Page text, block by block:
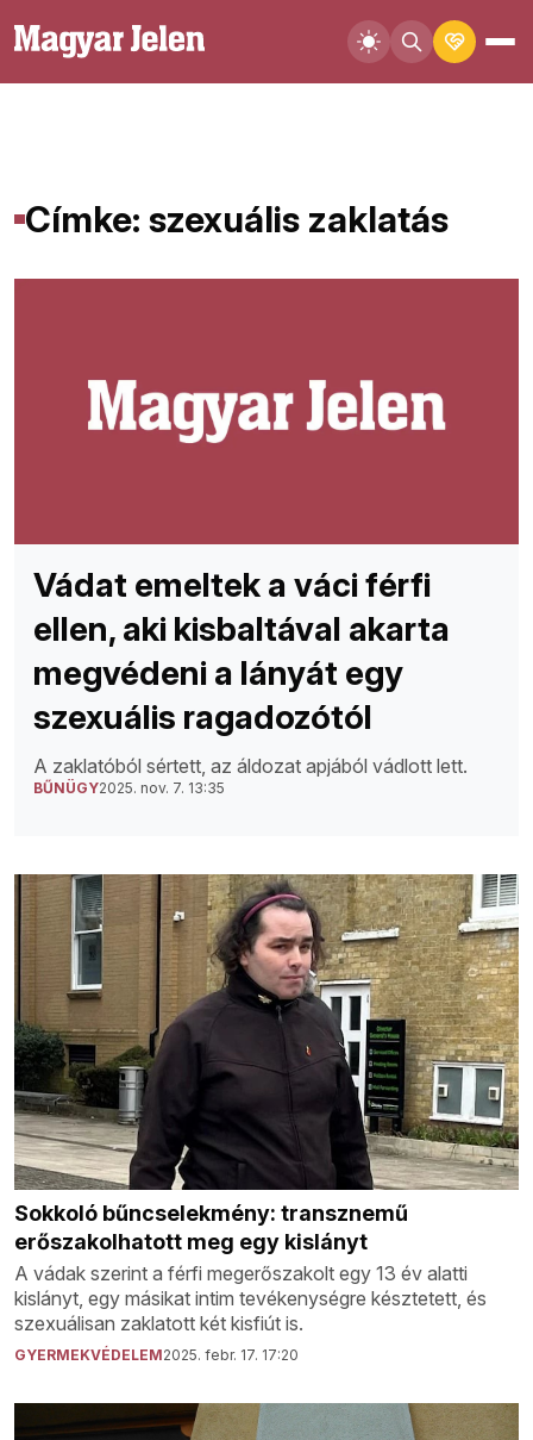
Címke: szexuális zaklatás
Vádat emeltek a váci férfi
ellen, aki kisbaltával akarta
megvédeni a lányát egy
szexuális ragadozótól
A zaklatóból sértett, az áldozat apjából vádlott lett.
BŰNÜGY2025. nov. 7. 13:35
Sokkoló bűncselekmény: transznemű
erőszakolhatott meg egy kislányt
A vádak szerint a férfi megerőszakolt egy 13 év alatti
kislányt, egy másikat intim tevékenységre késztetett, és
szexuálisan zaklatott két kisfiút is.
GYERMEKVÉDELEM2025. febr. 17. 17:20